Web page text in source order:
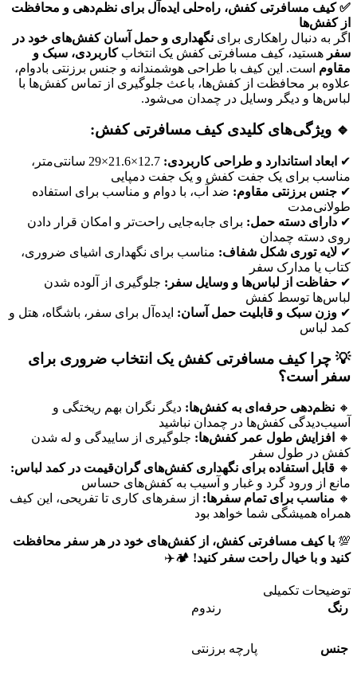
✅ کیف مسافرتی کفش، راه‌حلی ایده‌آل برای نظم‌دهی و محافظت
از کفش‌ها
اگر به دنبال راهکاری برای نگهداری و حمل آسان کفش‌های خود در
سفر هستید، کیف مسافرتی کفش یک انتخابکاربردی، سبک و
مقاوم است. این کیف با طراحی هوشمندانه و جنس برزنتی بادوام،
علاوه بر محافظت از کفش‌ها، باعث جلوگیری از تماس کفش‌ها با
لباس‌ها و دیگر وسایل در چمدان می‌شود.
🔹 ویژگی‌های کلیدی کیف مسافرتی کفش:
✔ ابعاد استاندارد و طراحی کاربردی:
12.7×21.6×29 سانتی‌متر،
مناسب برای یک جفت کفش و یک جفت دمپایی
✔ جنس برزنتی مقاوم: ضد آب، با دوام و مناسب برای استفاده
طولانی‌مدت
✔ دارای دسته حمل: برای جابه‌جایی راحت‌تر و امکان قرار دادن
روی دسته چمدان
✔ لایه توری شکل شفاف: مناسب برای نگهداری اشیای ضروری،
کتاب یا مدارک سفر
✔ حفاظت از لباس‌ها و وسایل سفر: جلوگیری از آلوده شدن
لباس‌ها توسط کفش
✔ وزن سبک و قابلیت حمل آسان: ایده‌آل برای سفر، باشگاه، هتل و
کمد لباس
💡 چرا کیف مسافرتی کفش یک انتخاب ضروری برای
سفر است؟
🔸 نظم‌دهی حرفه‌ای به کفش‌ها: دیگر نگران بهم ریختگی و
آسیب‌دیدگی کفش‌ها در چمدان نباشید
🔸
افزایش طول عمر کفش‌ها: جلوگیری از ساییدگی و له شدن
کفش در طول سفر
🔸 قابل استفاده برای نگهداری کفش‌های گران‌قیمت در کمد لباس:
مانع از ورود گرد و غبار و آسیب به کفش‌های حساس
🔸 مناسب برای تمام سفرها: از سفرهای کاری تا تفریحی، این کیف
همراه همیشگی شما خواهد بود
💯 با کیف مسافرتی کفش، از کفش‌های خود در هر سفر محافظت
کنید و با خیال راحت سفر کنید! 🏕️✈️
توضیحات تکمیلی
رنگ
رندوم
جنس پارچه برزنتی